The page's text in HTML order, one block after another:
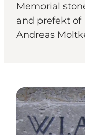
Memorial
and prefekt of
Andreas